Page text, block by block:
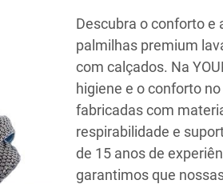
Descubra o conforto e
palmilhas premium
com calçados. Na
higiene e o conforto
fabricadas com
respirabilidade e
de 15 anos de
garantimos que